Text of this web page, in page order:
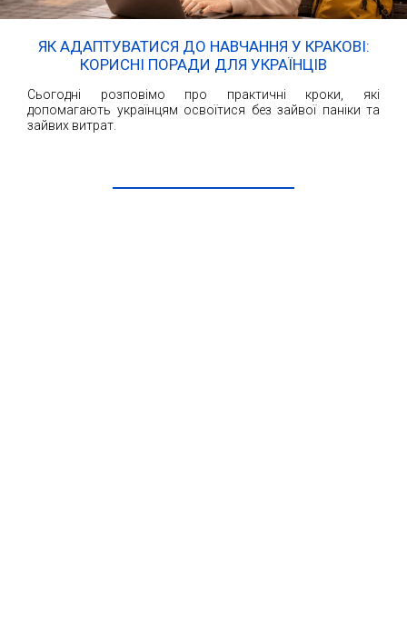
ЯК АДАПТУВАТИСЯ ДО НАВЧАННЯ У КРАКОВІ:
КОРИСНІ ПОРАДИ ДЛЯ УКРАЇНЦІВ
Сьогодні розповімо про практичні кроки, які
допомагають українцям освоїтися без зайвої паніки та
зайвих витрат.